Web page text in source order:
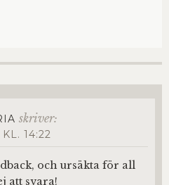
skriver:
14:22
och ursäkta för all
att svara!